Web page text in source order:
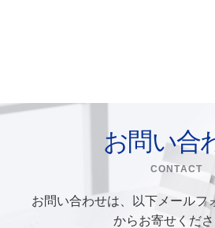
お問い合
CONTACT
お問い合わせは、以下メールフ
からお寄せくださ